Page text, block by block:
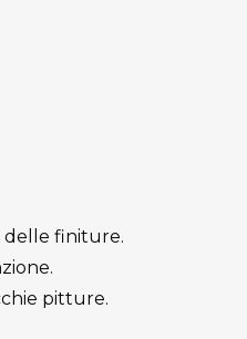
delle finiture.
pitture.